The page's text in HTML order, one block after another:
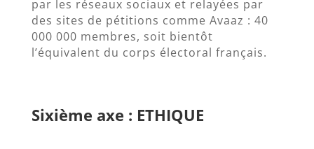
par les réseaux sociaux et relayées par
des sites de pétitions comme Avaaz : 40
000 000 membres, soit bientôt
l’équivalent du corps électoral français.
Sixième axe : ETHIQUE